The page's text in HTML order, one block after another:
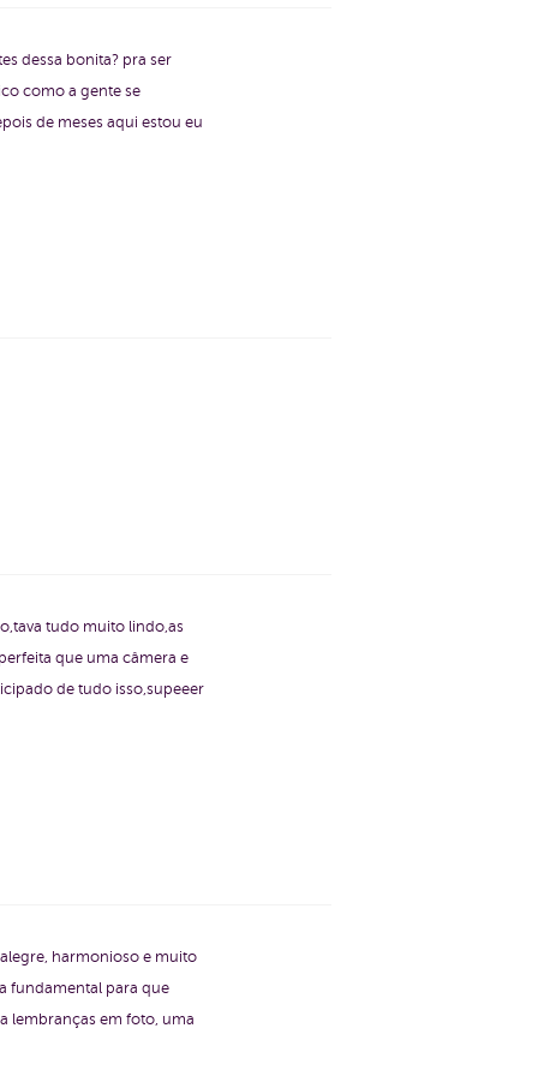
dessa bonita? pra ser
como a gente se
de meses aqui estou eu
tudo muito lindo,as
que uma câmera e
de tudo isso,supeeer
harmonioso e muito
fundamental para que
lembranças em foto, uma